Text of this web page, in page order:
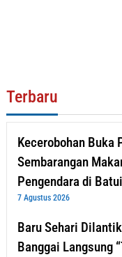
Terbaru
Kecerobohan Buka
Sembarangan
Pengendara di
7 Agustus 2026
Baru Sehari
Banggai Langsung